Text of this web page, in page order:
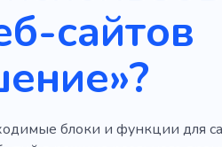
сайтов
блоки и функции для